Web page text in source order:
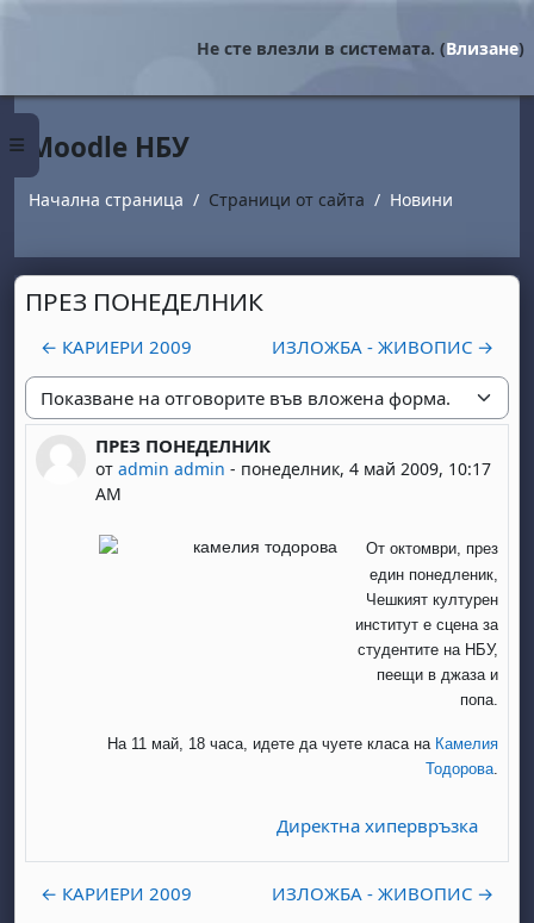
Страничен панел
Не сте влезли в системата. (Влизане)
Moodle НБУ
Начална страница Страници от сайта Новини
ПРЕЗ ПОНЕДЕЛНИК
← КАРИЕРИ 2009 ИЗЛОЖБА - ЖИВОПИС →
Начин на показване
ПРЕЗ ПОНЕДЕЛНИК
отadmin admin - понеделник, 4 май 2009, 10:17
AM
Number of replies: 0
От октомври, през
един понедленик,
Чешкият културен
институт е сцена за
студентите на НБУ,
пеещи в джаза и
попа.
На 11 май, 18 часа, идете да чуете класа на Камелия
Тодорова
Директна хипервръзка
← КАРИЕРИ 2009 ИЗЛОЖБА - ЖИВОПИС →